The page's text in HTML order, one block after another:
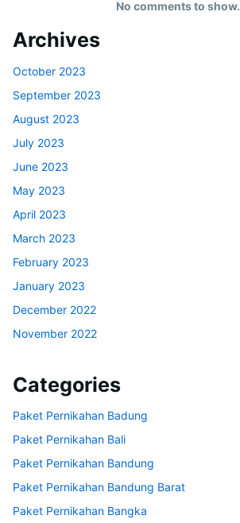
No comments to show.
Archives
October 2023
September 2023
August 2023
July 2023
June 2023
May 2023
April 2023
March 2023
February 2023
January 2023
December 2022
November 2022
Categories
Paket Pernikahan Badung
Paket Pernikahan Bali
Paket Pernikahan Bandung
Paket Pernikahan Bandung Barat
Paket Pernikahan Bangka